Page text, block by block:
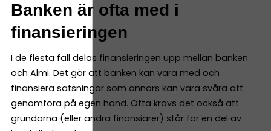
Banken är ofta med i
finansieringen
I de flesta fall delas finansieringen upp mellan banken
och Almi. Det gör att banken kan vara med och
finansiera satsningar som annars kan vara svåra att
genomföra på egen hand. Ofta krävs det också att
grundarna (eller andra finansiärer) står för en del av